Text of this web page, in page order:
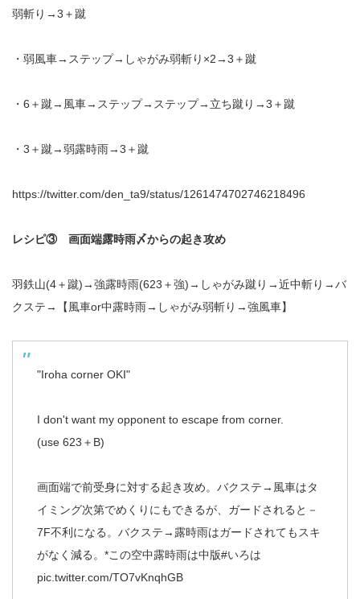
弱斬り→3＋蹴
・弱風車→ステップ→しゃがみ弱斬り×2→3＋蹴
・6＋蹴→風車→ステップ→ステップ→立ち蹴り→3＋蹴
・3＋蹴→弱露時雨→3＋蹴
https://twitter.com/den_ta9/status/1261474702746218496
レシピ③ 画面端露時雨〆からの起き攻め
羽鉄山(4＋蹴)→強露時雨(623＋強)→しゃがみ蹴り→近中斬り→バ
クステ→【風車or中露時雨→しゃがみ弱斬り→強風車】
"Iroha corner OKI"
I don't want my opponent to escape from corner.
(use 623＋B)
画面端で前受身に対する起き攻め。バクステ→風車はタ
イミング次第でめくりにもできるが、ガードされると－
7F不利になる。バクステ→露時雨はガードされてもスキ
がなく減る。*この空中露時雨は中版#いろは
pic.twitter.com/TO7vKnqhGB